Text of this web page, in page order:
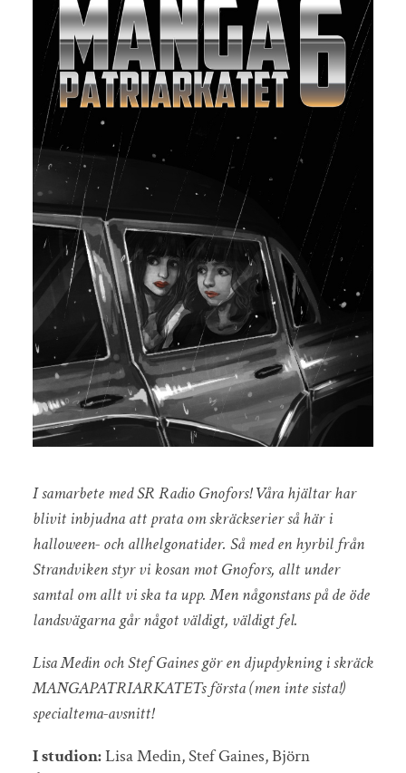
I samarbete med SR Radio Gnofors! Våra hjältar har
blivit inbjudna att prata om skräckserier så här i
halloween- och allhelgonatider. Så med en hyrbil från
Strandviken styr vi kosan mot Gnofors, allt under
samtal om allt vi ska ta upp. Men någonstans på de öde
landsvägarna går något väldigt, väldigt fel.
Lisa Medin och Stef Gaines gör en djupdykning i skräck
MANGAPATRIARKATETs första (men inte sista!)
specialtema-avsnitt!
I studion:Lisa Medin, Stef Gaines, Björn